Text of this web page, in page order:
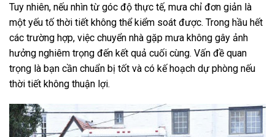
Tuy nhiên, nếu nhìn từ góc độ thực tế, mưa chỉ đơn giản là
một yếu tố thời tiết không thể kiểm soát được. Trong hầu hết
các trường hợp, việc chuyển nhà gặp mưa không gây ảnh
hưởng nghiêm trọng đến kết quả cuối cùng. Vấn đề quan
trọng là bạn cần chuẩn bị tốt và có kế hoạch dự phòng nếu
thời tiết không thuận lợi.